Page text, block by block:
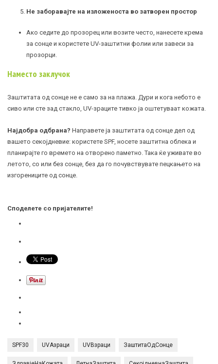
Не заборавајте на изложеноста во затворен простор
Ако седите до прозорец или возите често, нанесете крема
за сонце и користете UV-заштитни фолии или завеси за
прозорци.
Наместо заклучок
Заштитата од сонце не е само за на плажа. Дури и кога небото е
сиво или сте зад стакло, UV-зраците тивко ја оштетуваат кожата.
Најдобра одбрана? Направете ја заштитата од сонце дел од
вашето секојдневие: користете SPF, носете заштитна облека и
планирајте го времето на отворено паметно. Така ќе уживате во
летото, со или без сонце, без да го почувствувате пецкањето на
изгорениците од сонце.
Споделете со пријателите!
SPF30 UVAзраци UVBзраци ЗаштитаОдСонце